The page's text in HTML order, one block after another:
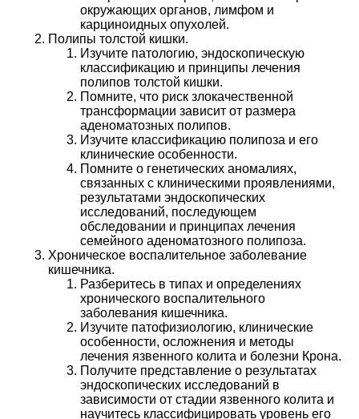
окружающих органов, лимфом и
карциноидных опухолей.
Полипы толстой кишки.
Изучите патологию, эндоскопическую
классификацию и принципы лечения
полипов толстой кишки.
Помните, что риск злокачественной
трансформации зависит от размера
аденоматозных полипов.
Изучите классификацию полипоза и его
клинические особенности.
Помните о генетических аномалиях,
связанных с клиническими проявлениями,
результатами эндоскопических
исследований, последующем
обследовании и принципах лечения
семейного аденоматозного полипоза.
Хроническое воспалительное заболевание
кишечника.
Разберитесь в типах и определениях
хронического воспалительного
заболевания кишечника.
Изучите патофизиологию, клинические
особенности, осложнения и методы
лечения язвенного колита и болезни Крона.
Получите представление о результатах
эндоскопических исследований в
зависимости от стадии язвенного колита и
научитесь классифицировать уровень его